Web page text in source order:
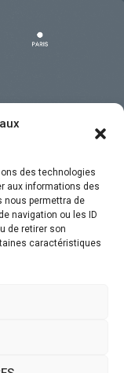
des technologies
aux informations des
nous permettra de
navigation ou les ID
de retirer son
caractéristiques